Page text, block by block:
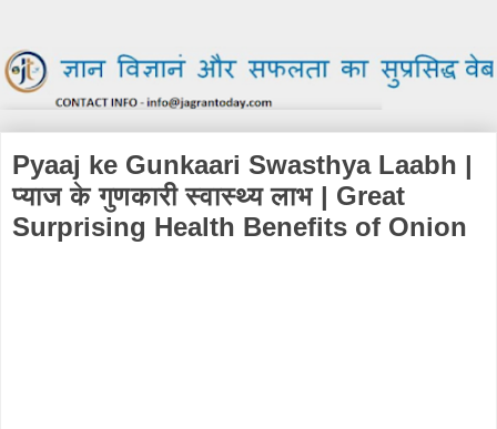
Pyaaj ke Gunkaari Swasthya Laabh |
प्याज के गुणकारी स्वास्थ्य लाभ | Great
Surprising Health Benefits of Onion